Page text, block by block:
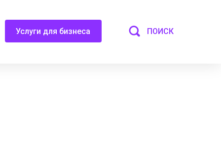
Услуги для бизнеса ПОИСК